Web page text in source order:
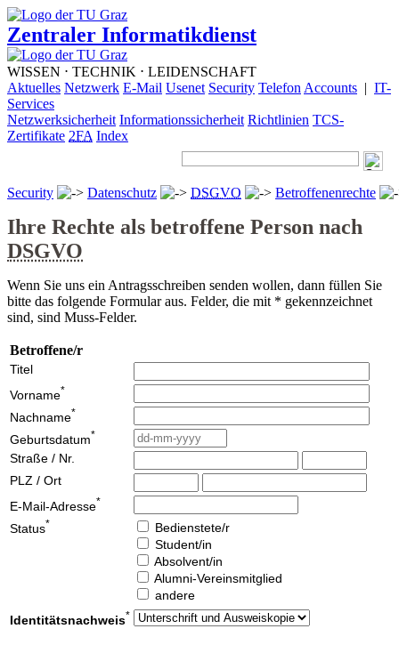
Zentraler Informatikdienst
WISSEN ⋅ TECHNIK ⋅ LEIDENSCHAFT
Aktuelles Netzwerk E-Mail Usenet Security Telefon Accounts | IT-
Services
Netzwerksicherheit Informationssicherheit Richtlinien TCS-
Zertifikate 2FA Index
Security Datenschutz DSGVO Betroffenenrechte
Ihre Rechte als betroffene Person nach
DSGVO
Wenn Sie uns ein Antragsschreiben senden wollen, dann füllen Sie
bitte das folgende Formular aus. Felder, die mit * gekennzeichnet
sind, sind Muss-Felder.
Betroffene/r
Titel
Vorname*
Nachname*
Geburtsdatum*
Straße / Nr.
PLZ / Ort
E-Mail-Adresse*
Status*
Bedienstete/r
Student/in
Absolvent/in
Alumni-Vereinsmitglied
andere
Identitätsnachweis*